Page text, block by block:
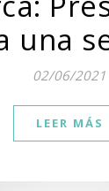
una
02/06/2021
LEER MÁS